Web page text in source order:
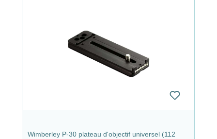
Wimberley P-30 plateau d'objectif universel (112